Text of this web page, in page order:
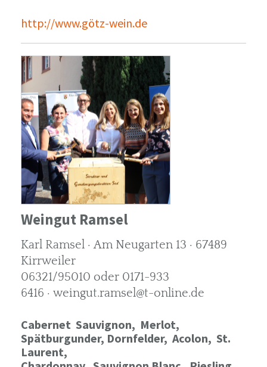
http://www.götz-wein.de
Weingut Ramsel
Karl Ramsel · Am Neugarten 13 · 67489
Kirrweiler
06321/95010 oder 0171-933
6416 · weingut.ramsel@t-online.de
Cabernet Sauvignon, Merlot,
Spätburgunder, Dornfelder, Acolon, St.
Laurent,